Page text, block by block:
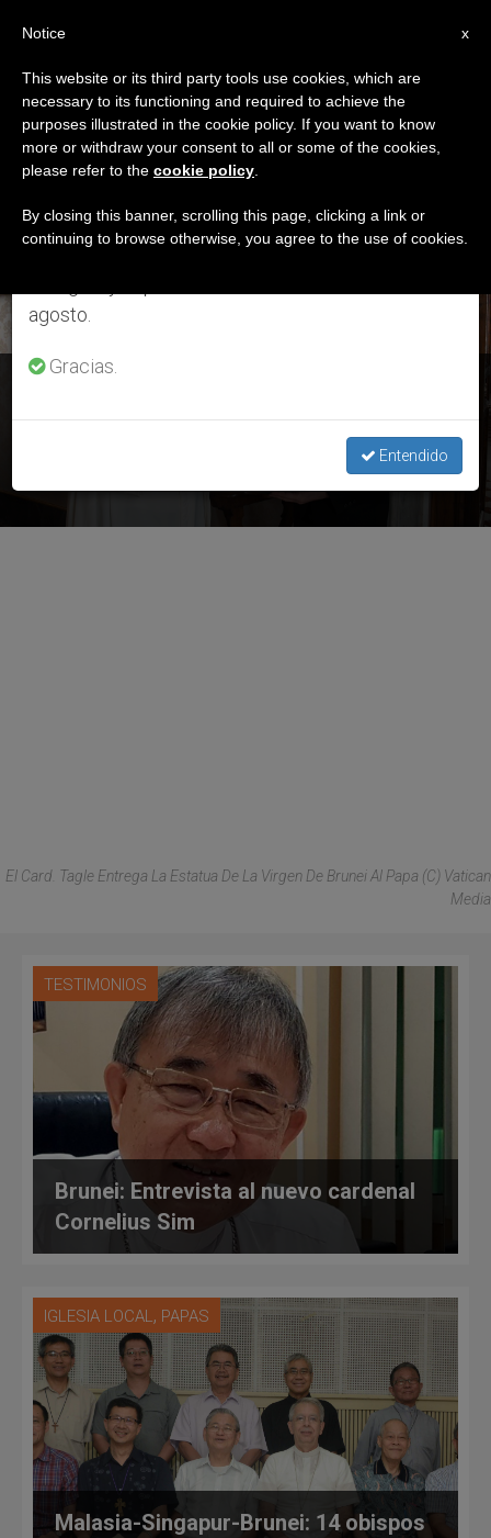
ETIQUETA
Posts Tagged ‘Brunei’
ÚLTIMAS NOTICIAS
El Card. Tagle Entrega La Estatua De La Virgen De Brunei Al Papa (C) Vatican
Media
TESTIMONIOS
Brunei: Entrevista al nuevo cardenal
Cornelius Sim
IGLESIA LOCAL, PAPAS
Malasia-Singapur-Brunei: 14 obispos
×
Aviso importante
Del 27 de julio al 7 de agosto haremos la pausa
anual, aprovechando que en el periodo de verano
se generan menos informaciones y también el
agosto.
Gracias.
Entendido
x
Notice
This website or its third party tools use cookies, which are
necessary to its functioning and required to achieve the
purposes illustrated in the cookie policy. If you want to know
more or withdraw your consent to all or some of the cookies,
please refer to the cookie policy
By closing this banner, scrolling this page, clicking a link or
continuing to browse otherwise, you agree to the use of cookies.